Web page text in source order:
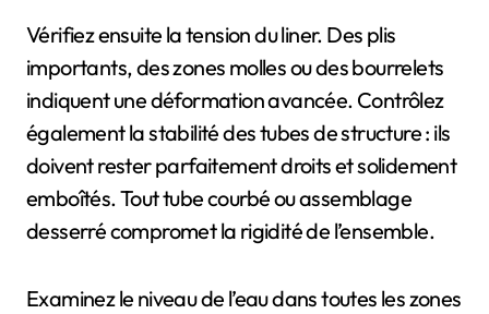
Vérifiez ensuite la tension du liner. Des plis
importants, des zones molles ou des bourrelets
indiquent une déformation avancée. Contrôlez
également la stabilité des tubes de structure : ils
doivent rester parfaitement droits et solidement
emboîtés. Tout tube courbé ou assemblage
desserré compromet la rigidité de l’ensemble.
Examinez le niveau de l’eau dans toutes les zones